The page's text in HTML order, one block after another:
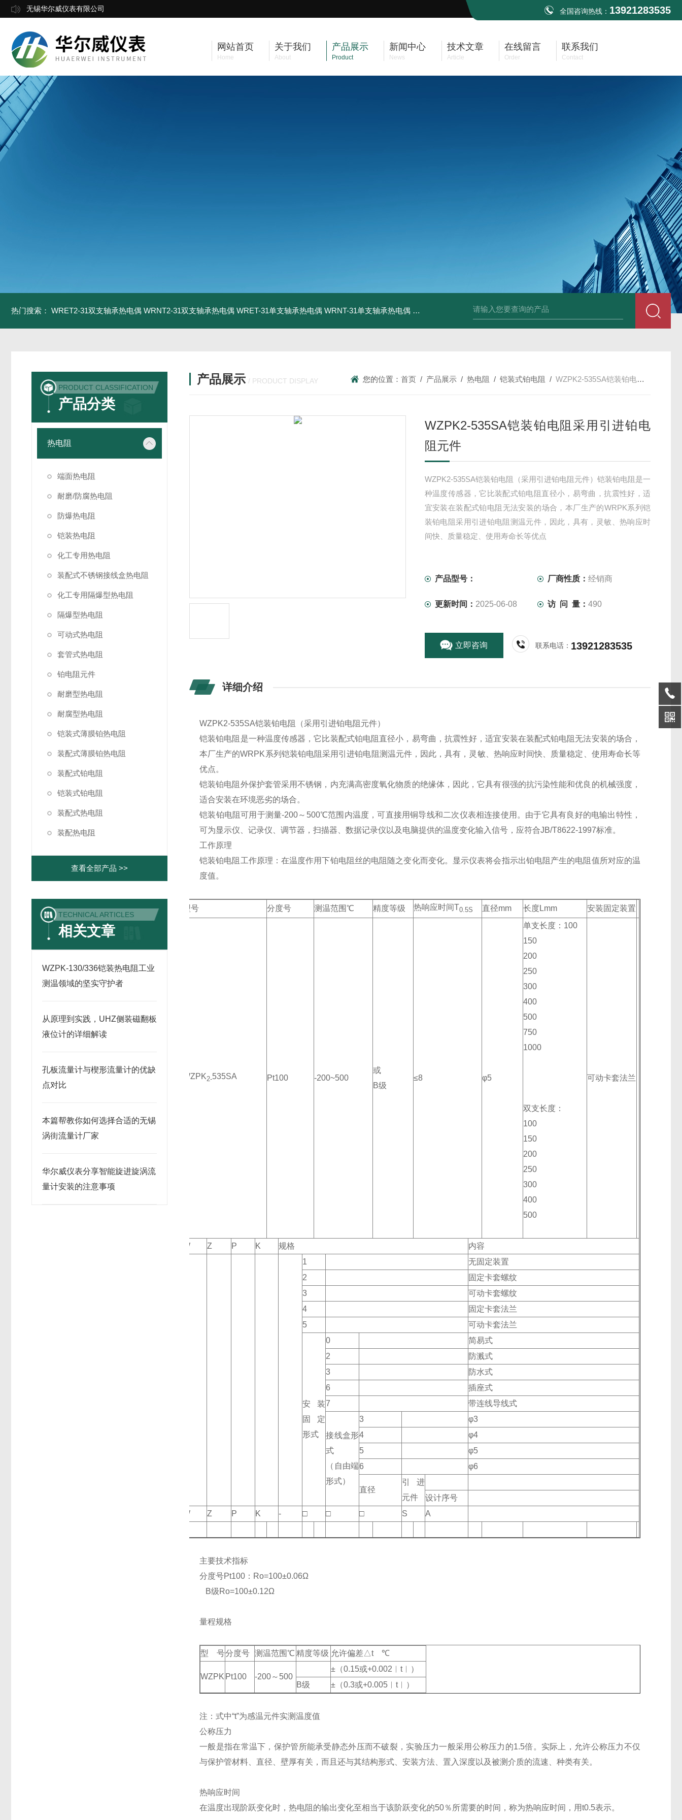
无锡华尔威仪表有限公司 全国咨询热线： 13921283535
网站首页
Home
关于我们
About
产品展示
Product
新闻中心
News
技术文章
Article
在线留言
Order
联系我们
Contact
热门搜索： WRET2-31双支轴承热电偶 WRNT2-31双支轴承热电偶 WRET-31单支轴承热电偶 WRNT-31单支轴承热电偶 WZP-731套管式热电阻 WZP2-731套管式热电阻 塑料液面计
PRODUCT CLASSIFICATION
产品分类
热电阻
端面热电阻
耐磨/防腐热电阻
防爆热电阻
铠装热电阻
化工专用热电阻
装配式不锈钢接线盒热电阻
化工专用隔爆型热电阻
隔爆型热电阻
可动式热电阻
套管式热电阻
铂电阻元件
耐磨型热电阻
耐腐型热电阻
铠装式薄膜铂热电阻
装配式薄膜铂热电阻
装配式铂电阻
铠装式铂电阻
装配式热电阻
装配热电阻
查看全部产品 >>
TECHNICAL ARTICLES
相关文章
WZPK-130/336铠装热电阻工业
测温领域的坚实守护者
从原理到实践，UHZ侧装磁翻板
液位计的详细解读
孔板流量计与楔形流量计的优缺
点对比
本篇帮教你如何选择合适的无锡
涡街流量计厂家
华尔威仪表分享智能旋进旋涡流
量计安装的注意事项
产品展示 / PRODUCT DISPLAY 您的位置：首页 / 产品展示 /热电阻 /铠装式铂电阻 /WZPK2-535SA铠装铂电阻采用引进铂电阻元件
WZPK2-535SA铠装铂电阻采用引进铂电
阻元件
WZPK2-535SA铠装铂电阻（采用引进铂电阻元件）铠装铂电阻是一
种温度传感器，它比装配式铂电阻直径小，易弯曲，抗震性好，适
宜安装在装配式铂电阻无法安装的场合，本厂生产的WRPK系列铠
装铂电阻采用引进铂电阻测温元件，因此，具有，灵敏、热响应时
间快、质量稳定、使用寿命长等优点
产品型号： 厂商性质：经销商
更新时间： 2025-06-08 访 问 量：490
立即咨询 联系电话： 13921283535
详细介绍
WZPK2-535SA铠装铂电阻（采用引进铂电阻元件）
铠装铂电阻是一种温度传感器，它比装配式铂电阻直径小，易弯曲，抗震性好，适宜安装在装配式铂电阻无法安装的场合，
本厂生产的WRPK系列铠装铂电阻采用引进铂电阻测温元件，因此，具有，灵敏、热响应时间快、质量稳定、使用寿命长等
优点。
铠装铂电阻外保护套管采用不锈钢，内充满高密度氧化物质的绝缘体，因此，它具有很强的抗污染性能和优良的机械强度，
适合安装在环境恶劣的场合。
铠装铂电阻可用于测量-200～500℃范围内温度，可直接用铜导线和二次仪表相连接使用。由于它具有良好的电输出特性，
可为显示仪、记录仪、调节器，扫描器、数据记录仪以及电脑提供的温度变化输入信号，应符合JB/T8622-1997标准。
工作原理
铠装铂电阻工作原理：在温度作用下铂电阻丝的电阻随之变化而变化。显示仪表将会指示出铂电阻产生的电阻值所对应的温
度值。
型号 分度号 测温范围℃ 精度等级 热响应时间T0.5S 直径mm 长度Lmm 安装固定装置
WZPK2-535SA Pt100 -200~500
或
B级
≤8 φ5
单支长度：100
150
200
250
300
400
500
750
1000
双支长度：
100
150
200
250
300
400
500
可动卡套法兰
W Z P K 规格
内容
1
无固定装置
2
固定卡套螺纹
3
可动卡套螺纹
4
固定卡套法兰
5
可动卡套法兰
安装
固定
形式
0
简易式
2
防溅式
3
防水式
6
插座式
7
带连线导线式
接线盒形
式
（自由端
形式）
3
φ3
4
φ4
5
φ5
6
φ6
直径
引进
元件
设计序号
W
Z P K - □ □ □ S A
主要技术指标
分度号Pt100：Ro=100±0.06Ω
B级Ro=100±0.12Ω
量程规格
型 号分度号 测温范围℃ 精度等级 允许偏差△t ℃
WZPK Pt100 -200～500
±（0.15或+0.002︱t︱）
B级
±（0.3或+0.005︱t︱）
注：式中“t”为感温元件实测温度值
公称压力
一般是指在常温下，保护管所能承受静态外压而不破裂，实验压力一般采用公称压力的1.5倍。实际上，允许公称压力不仅
与保护管材料、直径、壁厚有关，而且还与其结构形式、安装方法、置入深度以及被测介质的流速、种类有关。
热响应时间
在温度出现阶跃变化时，热电阻的输出变化至相当于该阶跃变化的50％所需要的时间，称为热响应时间，用t0.5表示。